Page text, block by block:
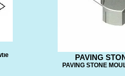
PAVING
PAVING STONE